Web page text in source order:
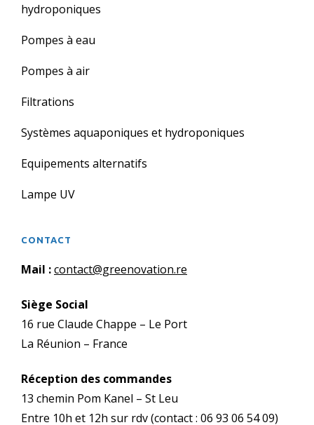
hydroponiques
Pompes à eau
Pompes à air
Filtrations
Systèmes aquaponiques et hydroponiques
Equipements alternatifs
Lampe UV
CONTACT
Mail :contact@greenovation.re
Siège Social
16 rue Claude Chappe – Le Port
La Réunion – France
Réception des commandes
13 chemin Pom Kanel – St Leu
Entre 10h et 12h sur rdv (contact : 06 93 06 54 09)